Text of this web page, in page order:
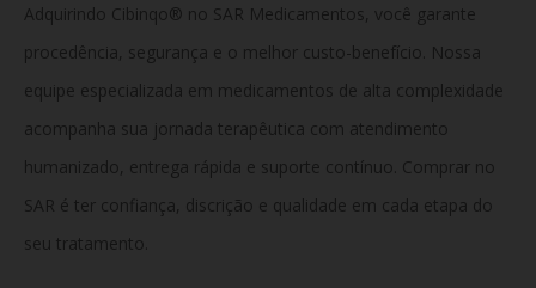
Adquirindo Cibinqo® no SAR Medicamentos, você garante
procedência, segurança e o melhor custo-benefício. Nossa
equipe especializada em medicamentos de alta complexidade
acompanha sua jornada terapêutica com atendimento
humanizado, entrega rápida e suporte contínuo. Comprar no
SAR é ter confiança, discrição e qualidade em cada etapa do
seu tratamento.